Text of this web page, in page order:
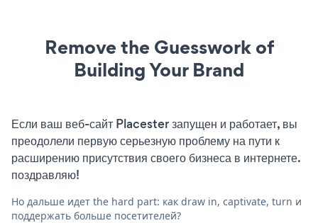
Remove the Guesswork of
Building Your Brand
Если ваш веб-сайт Placester запущен и работает, вы
преодолели первую серьезную проблему на пути к
расширению присутствия своего бизнеса в интернете.
поздравляю!
Но дальше идет the hard part: как draw in, captivate, turn и
поддержать больше посетителей?